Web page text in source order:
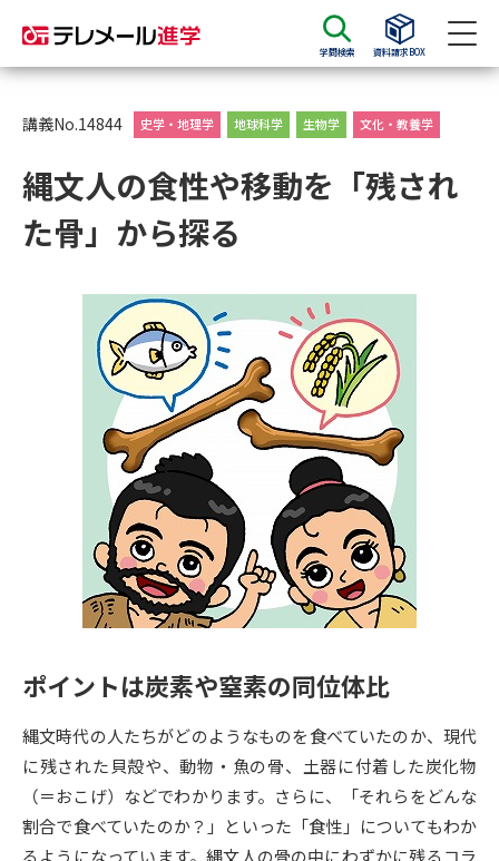
学問検索 資料請求BOX
資料請求 資料検索
大学・短大の資料種類から請求
総合型選抜・学校推薦型選抜 募
集要項＆願書
大学入学共通テスト利用選抜の
募集要項＆願書
大学・短大以外の資料から請求
専門学校の資料請求 大学院の資料請求
留学・進学関連、塾・予備校
大学入学共通テスト「受験案
内」の請求
大学入学共通テスト「受験上の
配慮案内」の請求
高等学校卒業程度認定試験
幼稚園教員資格認定試験 小学校教員資格認定試験
高等学校（情報）教員資格認定
試験
大学研究 大学検索
講義No.14844 史学・地理学 地球科学 生物学 文化・教養学
縄文人の食性や移動を「残され
た骨」から探る
ポイントは炭素や窒素の同位体比
縄文時代の人たちがどのようなものを食べていたのか、現代
に残された貝殻や、動物・魚の骨、土器に付着した炭化物
（＝おこげ）などでわかります。さらに、「それらをどんな
割合で食べていたのか？」といった「食性」についてもわか
るようになっています。縄文人の骨の中にわずかに残るコラ